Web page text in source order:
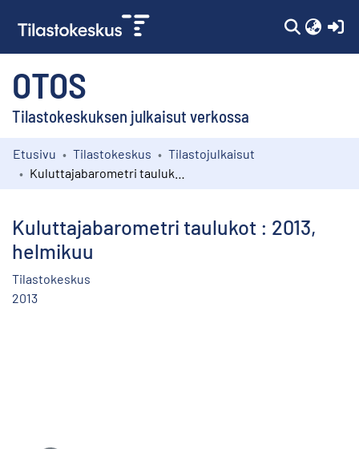
OTOS
Tilastokeskuksen julkaisut verkossa
Kokoelmat
Etusivu Tilastokeskus
Tilastojulkaisut
Kuluttajabarometri taulukot : 2013,
helmikuu
Tilastokeskus
2013